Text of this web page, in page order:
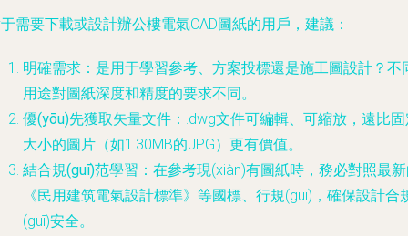
需要下載或設計辦公樓電氣CAD圖紙的用戶，建議：
明確需求 ：是用于學習參考、方案投標還是施工圖設計？不
用途對圖紙深度和精度的要求不同。
優(yōu)先獲取矢量文件 ：.dwg文件可編輯、可縮放，遠比
大小的圖片（如1.30MB的JPG）更有價值。
結合規(guī)范學習 ：在參考現(xiàn)有圖紙時，務必對照最
《民用建筑電氣設計標準》等國標、行規(guī)，確保設計合
(guī)安全。